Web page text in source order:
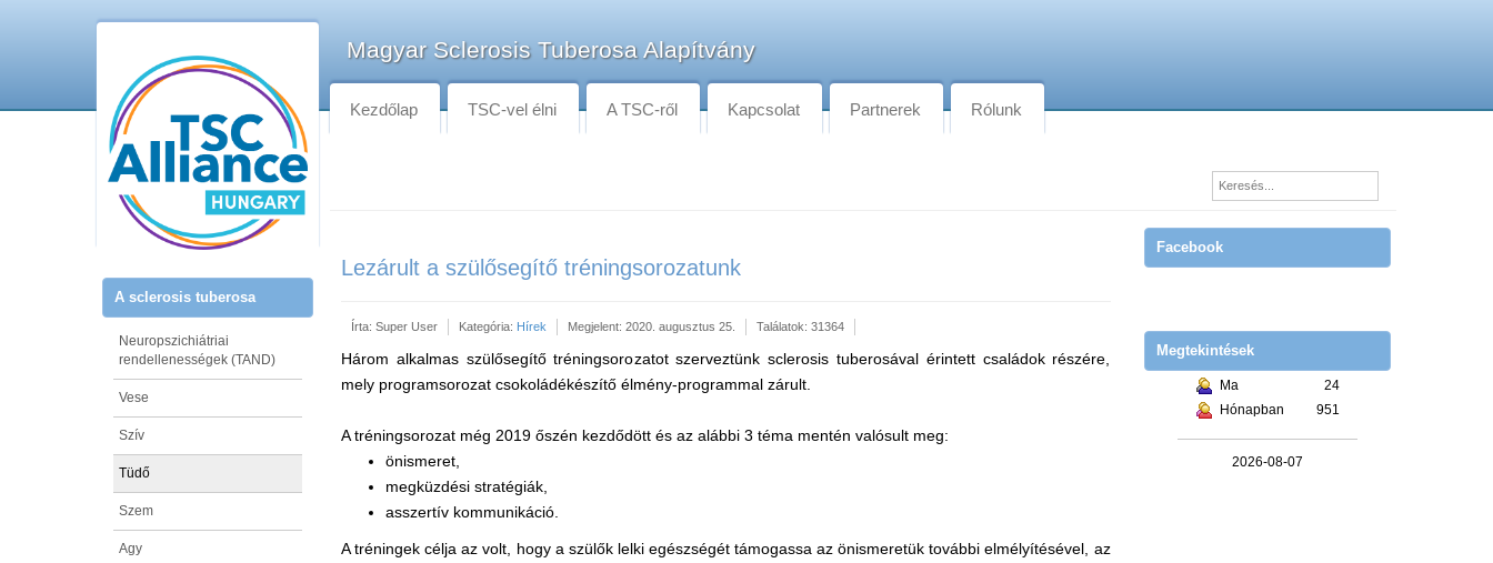
A sclerosis tuberosa
Neuropszichiátriai
rendellenességek (TAND)
Vese
Szív
Tüdő
Szem
Agy
Magyar Sclerosis Tuberosa Alapítvány
Kezdőlap TSC-vel élni A TSC-ről Kapcsolat Partnerek Rólunk
Lezárult a szülősegítő tréningsorozatunk
Írta: Super User Kategória: Hírek Megjelent: 2020. augusztus 25. Találatok: 31364
Három alkalmas szülősegítő tréningsorozatot szerveztünk sclerosis tuberosával érintett családok részére,
mely programsorozat csokoládékészítő élmény-programmal zárult.
A tréningsorozat még 2019 őszén kezdődött és az alábbi 3 téma mentén valósult meg:
önismeret,
megküzdési stratégiák,
asszertív kommunikáció.
A tréningek célja az volt, hogy a szülők lelki egészségét támogassa az önismeretük további elmélyítésével, az
Facebook
Megtekintések
Ma
24
Hónapban
951
2026-08-07